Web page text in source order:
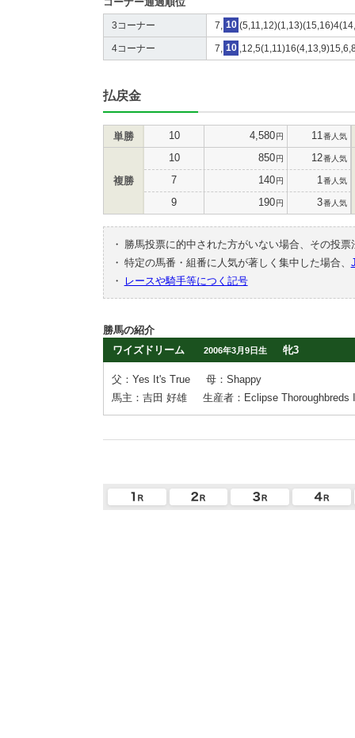
3コーナー 7, 10
4コーナー 7, 10
払戻金
単勝 10 4,580円 11 番人気
複勝
10 850円 12番人気
7 140円 1 番人気
9 190円 3番人気
・
勝馬投票に的中された方がいない場合、その投
・ 特定の馬番・組番に人気が著しく集中した場合、
・
レースや騎手等につく記号
勝馬の紹介
ワイズドリーム
2006年3月9日生 牝3
父：Yes It's True
母：Shappy
馬主：吉田 好雄
生産者：Eclipse Thoroughbreds